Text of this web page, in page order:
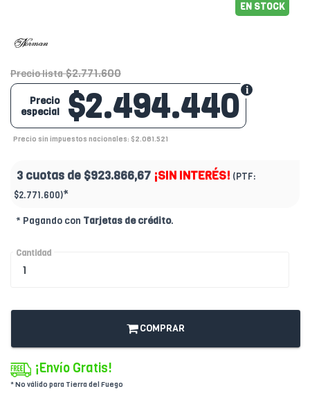
EN STOCK
Precio lista $2.771.600
$2.494.440
Precio
especial
Precio sin impuestos nacionales: $2.061.521
3 cuotas de $923.866,67 ¡SIN INTERÉS! (PTF:
$2.771.600)*
* Pagando con Tarjetas de crédito.
Cantidad
COMPRAR
¡Envío Gratis!
* No válido para Tierra del Fuego